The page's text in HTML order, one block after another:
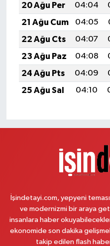
20 Ağu Per
04:04
21 Ağu Cum
04:05
22 Ağu Cts
04:07
23 Ağu Paz
04:08
24 Ağu Pts
04:09
25 Ağu Sal
04:10
İşindetayi.com, yepyeni
ve modernizmi bir araya
insanlara haber
ekonomide son dakika
takip edilen flash